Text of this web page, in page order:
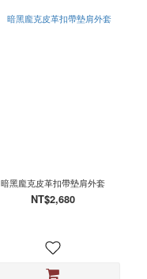
暗黑龐克皮革扣帶墊肩外套
NT$2,680